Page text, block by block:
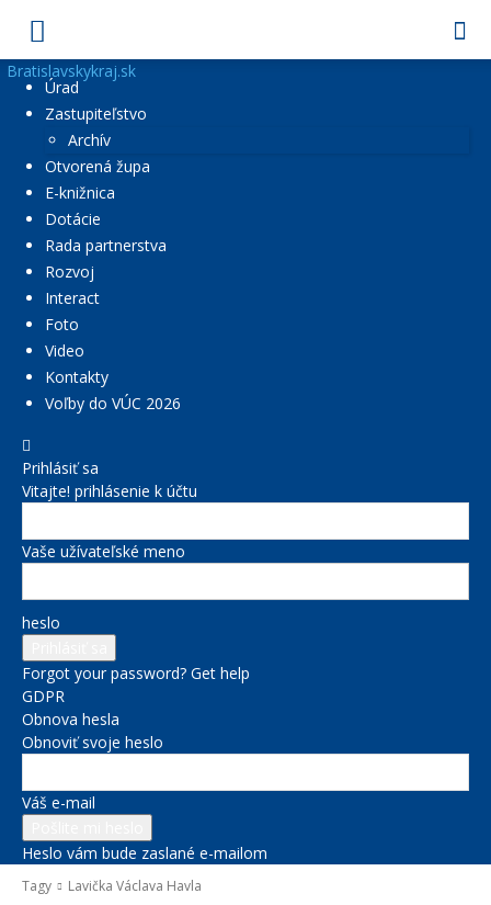
Bratislavskykraj.sk
Úrad
Zastupiteľstvo
Archív
Otvorená župa
E-knižnica
Dotácie
Rada partnerstva
Rozvoj
Interact
Foto
Video
Kontakty
Voľby do VÚC 2026
Prihlásiť sa
Vitajte! prihlásenie k účtu
Vaše užívateľské meno
heslo
Forgot your password? Get help
GDPR
Obnova hesla
Obnoviť svoje heslo
Váš e-mail
Heslo vám bude zaslané e-mailom
Tagy Lavička Václava Havla